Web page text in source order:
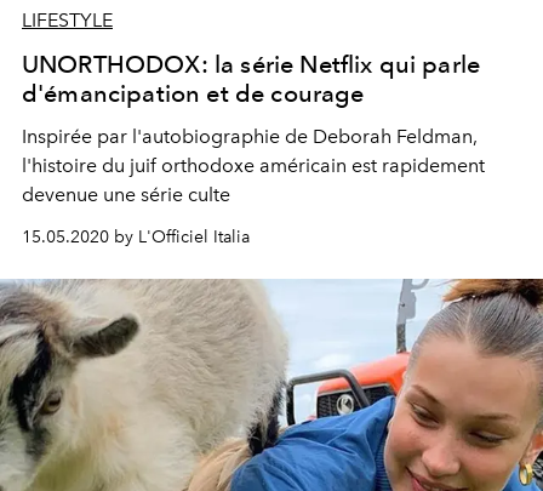
LIFESTYLE
UNORTHODOX: la série Netflix qui parle
d'émancipation et de courage
Inspirée par l'autobiographie de Deborah Feldman,
l'histoire du juif orthodoxe américain est rapidement
devenue une série culte
15.05.2020 by L'Officiel Italia